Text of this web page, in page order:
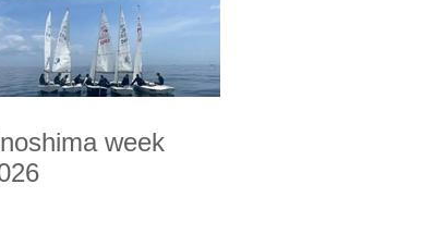
week